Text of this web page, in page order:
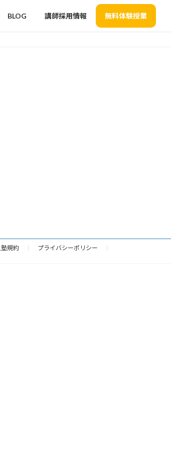
BLOG 講師採用情報 無料体験授業
規約
プライバシーポリシー